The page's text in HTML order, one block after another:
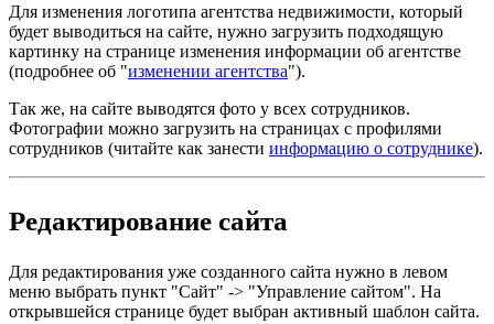
Для изменения логотипа агентства недвижимости, который
будет выводиться на сайте, нужно загрузить подходящую
картинку на странице изменения информации об агентстве
(подробнее об "изменении агентства").
Так же, на сайте выводятся фото у всех сотрудников.
Фотографии можно загрузить на страницах с профилями
сотрудников (читайте как занести информацию о сотруднике).
Редактирование сайта
Для редактирования уже созданного сайта нужно в левом
меню выбрать пункт "Сайт" -> "Управление сайтом". На
открывшейся странице будет выбран активный шаблон сайта.